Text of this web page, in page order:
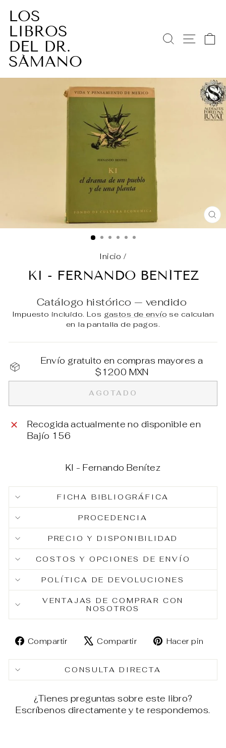
directamente
contenido
LOS
LIBROS
DEL DR.
SÁMANO
BUSCAR
Inicio /
KI - FERNANDO BENÍTEZ
Catálogo histórico — vendido
Impuesto incluido. Los gastos de envío se calculan
en la pantalla de pagos.
Envío gratuito en compras mayores a
$1200 MXN
AGOTADO
Recogida actualmente no disponible en
Bajío 156
KI - Fernando Benítez
FICHA BIBLIOGRÁFICA
PROCEDENCIA
PRECIO Y DISPONIBILIDAD
COSTOS Y OPCIONES DE ENVÍO
POLÍTICA DE DEVOLUCIONES
VENTAJAS DE COMPRAR CON
NOSOTROS
Compartir
Compartir
Facebook
Compartir
Tuitear
X
Hacer pin
CONSULTA DIRECTA
¿Tienes preguntas sobre este libro?
Escríbenos directamente y te respondemos.